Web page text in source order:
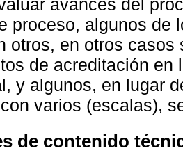
proceso, algunos de
otros, en otros
de acreditación en
y algunos, en lugar
varios (escalas),
de contenido